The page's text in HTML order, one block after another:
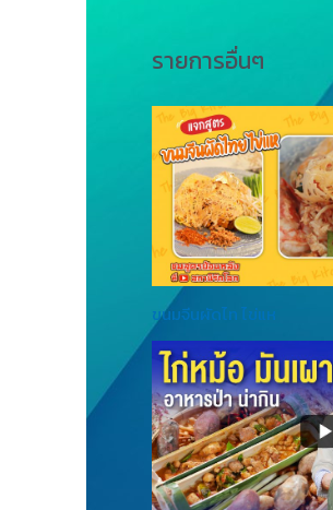
รายการอื่นๆ
ขนมจีนผัดไท ไข่แห